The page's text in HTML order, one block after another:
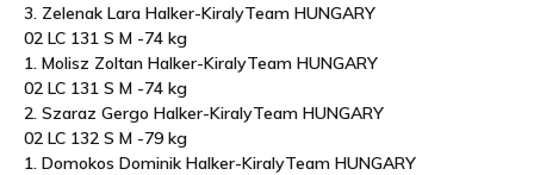
3. Zelenak Lara Halker-KiralyTeam HUNGARY
02 LC 131 S M -74 kg
1. Molisz Zoltan Halker-KiralyTeam HUNGARY
02 LC 131 S M -74 kg
2. Szaraz Gergo Halker-KiralyTeam HUNGARY
02 LC 132 S M -79 kg
1. Domokos Dominik Halker-KiralyTeam HUNGARY